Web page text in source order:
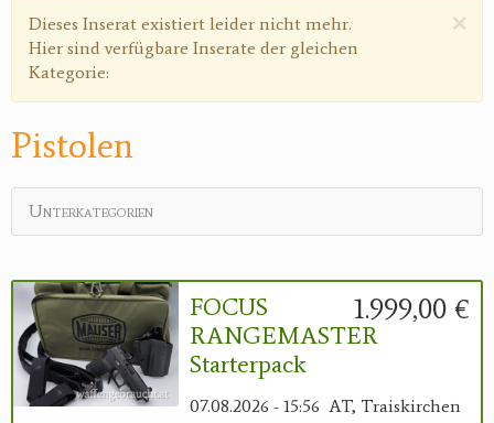
Geschenke
Reviereinrichtungen
×
Warnmeldung
Dieses Inserat existiert leider nicht mehr.
Hier sind verfügbare Inserate der gleichen
Kategorie:
Pistolen
Unterkategorien
1.999,00 €
FOCUS
RANGEMASTER
Starterpack
07.08.2026 - 15:56 AT, Traiskirchen